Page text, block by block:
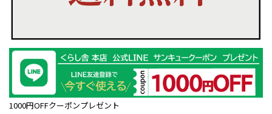
1000円OFFクーポンプレゼント